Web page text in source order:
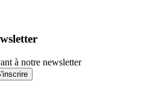
à notre newsletter